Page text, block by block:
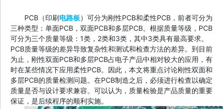
PCB（印刷电路板）可分为刚性PCB和柔性PCB，前者可分为
三种类型：单面PCB，双面PCB和多层PCB。根据质量等级，PCB
可分为三个质量等级：1类，2类和3类，其中3类具有最高要求。
PCB质量等级的差异导致复杂性和测试和检查方法的差异。到目前
为止，刚性双面PCB和多层PCB占电子产品中相对较大的应用，有
时在某些情况下应用柔性PCB。因此，本文将重点讨论刚性双面和
多层PCB的质量检测问题。在PCB制造之后，必须进行检查以确定
质量是否与设计要求兼容。可以认为，质量检验是产品质量的重要
保证，是后续程序的顺利实施。